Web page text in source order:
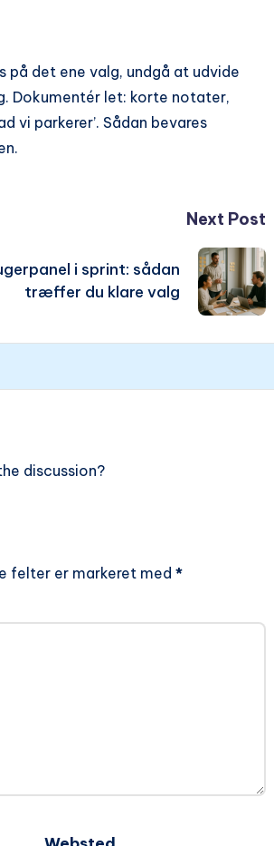
det ene valg, undgå at udvide
Dokumentér let: korte notater,
vi parkerer’. Sådan bevares
Next Post
i sprint: sådan
træffer du klare valg
discussion?
felter er markeret med*